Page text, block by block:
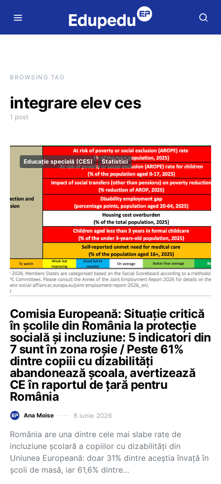
BROWSING TAG
integrare elev ces
1 post
Educație specială (CES) Statistici
Comisia Europeană: Situație critică
în școlile din România la protecție
socială și incluziune: 5 indicatori din
7 sunt în zona roșie / Peste 61%
dintre copiii cu dizabilități
abandonează școala, avertizează
CE în raportul de țară pentru
România
Ana Moise 8 iunie 2026
România are una dintre cele mai slabe rate de
incluziune școlară a copiilor cu dizabilități din
Uniunea Europeană: doar 31% dintre aceștia învață în
școli de masă, iar 61,6% dintre…